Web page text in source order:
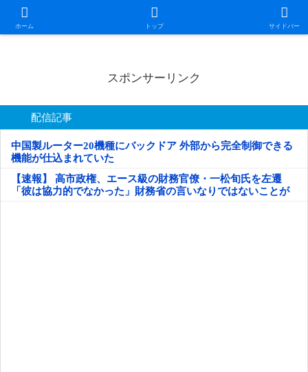
ホーム トップ サイドバー
日本第一！ニュース録
スポンサーリンク
配信記事
中国製ルーター20機種にバックドア 外部から完全制御できる
機能が仕込まれていた
【速報】 高市政権、エース級の財務官僚・一松旬氏を左遷
「彼は協力的でなかった」財務省の言いなりではないことが
判明